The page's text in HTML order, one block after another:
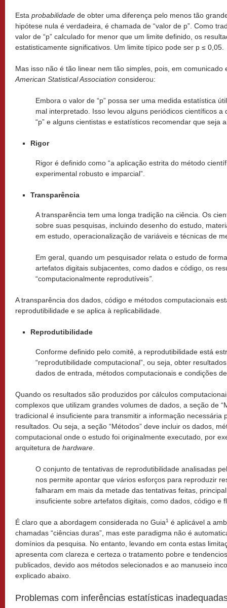
Esta probabilidade de obter uma diferença pelo menos tão
hipótese nula é verdadeira, é chamada de “valor de p”. Como
valor de “p” calculado for menor que um limite definido, os
estatisticamente significativos. Um limite típico pode ser p ≤ 0,05.
Mas isso não é tão linear nem tão simples, pois, em comunicado
American Statistical Association considerou:
Embora o valor de “p” possa ser uma medida estatística
mal interpretado. Isso levou alguns periódicos científicos a
“p” e alguns cientistas e estatísticos recomendar que seja
Rigor
Rigor é definido como “a aplicação estrita do método
experimental robusto e imparcial”.
Transparência
A transparência tem uma longa tradição na ciência. Os
sobre suas pesquisas, incluindo desenho do estudo,
em estudo, operacionalização de variáveis e técnicas de
Em geral, quando um pesquisador relata o estudo de
artefatos digitais subjacentes, como dados e código, os
“computacionalmente reprodutíveis”
A transparência dos dados, código e métodos computacionais
reprodutibilidade e se aplica à replicabilidade.
Reprodutibilidade
Conforme definido pelo comitê, a reprodutibilidade está
“reprodutibilidade computacional”, ou seja, obter
dados de entrada, métodos computacionais e condições
Quando os resultados são produzidos por cálculos
complexos que utilizam grandes volumes de dados, a seção de
tradicional é insuficiente para transmitir a informação necessária
resultados. Ou seja, a seção “Métodos” deve incluir os dados,
computacional onde o estudo foi originalmente executado, por
arquitetura de hardware
O conjunto de tentativas de reprodutibilidade analisadas
nos permite apontar que vários esforços para reproduzir
falharam em mais da metade das tentativas feitas,
insuficiente sobre artefatos digitais, como dados, código e
É claro que a abordagem considerada no Guia1 é aplicável a
chamadas “ciências duras”, mas este paradigma não é
domínios da pesquisa. No entanto, levando em conta estas
apresenta com clareza e certeza o tratamento pobre e
publicados, devido aos métodos selecionados e ao manuseio
explicado abaixo.
Problemas com inferências estatísticas